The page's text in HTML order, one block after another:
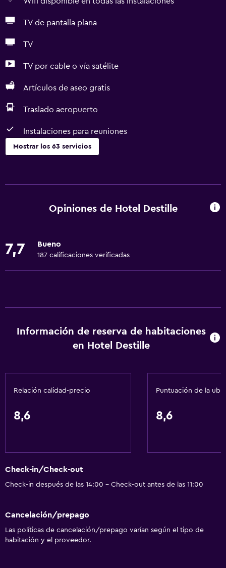
TV de pantalla plana
TV
TV por cable o vía satélite
Artículos de aseo gratis
Traslado aeropuerto
Instalaciones para reuniones
Mostrar los 63 servicios
Wifi gratis
Toallas
Calefacción
Horno
Microondas
Tetera/cafetera
Nevera
Opiniones de Hotel Destille
7,7 Bueno
187 calificaciones verificadas
Información de reserva de habitaciones
en Hotel Destille
Relación calidad-precio
8,6
Puntuación de la
8,6
Check-in/Check-out
Check-in después de las 14:00 - Check-out antes de las 11:00
Cancelación/prepago
Las políticas de cancelación/prepago varían según el tipo de
habitación y el proveedor.